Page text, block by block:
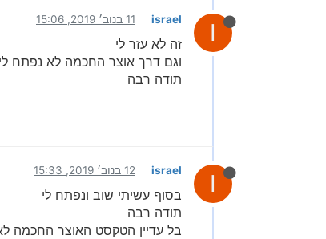
I
israel 11 בנוב׳ 2019, 15:06
זה לא עזר לי
וגם דרך אוצר החכמה לא נפתח
תודה רבה
I
israel 12 בנוב׳ 2019, 15:33
בסוף עשיתי שוב ונפתח לי
תודה רבה
בל עדיין הטקסט האוצר החכמה